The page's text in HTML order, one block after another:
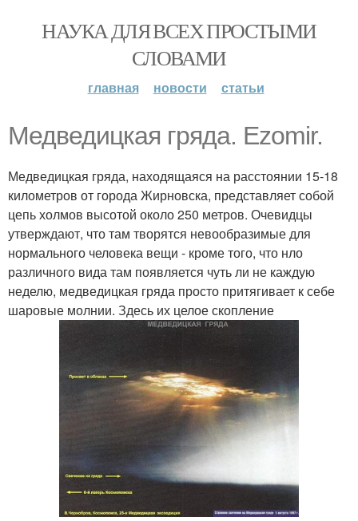
НАУКА ДЛЯ ВСЕХ ПРОСТЫМИ
СЛОВАМИ
главная новости статьи
Медведицкая гряда. Ezomir.
Медведицкая гряда, находящаяся на расстоянии 15-18
километров от города Жирновска, представляет собой
цепь холмов высотой около 250 метров. Очевидцы
утверждают, что там творятся невообразимые для
нормального человека вещи - кроме того, что нло
различного вида там появляется чуть ли не каждую
неделю, медведицкая гряда просто притягивает к себе
шаровые молнии. Здесь их целое скопление